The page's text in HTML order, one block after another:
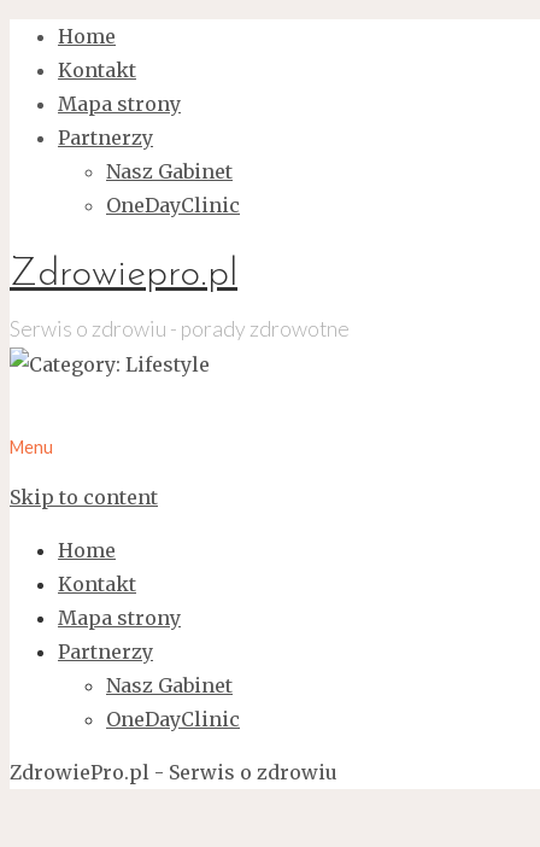
Home
Kontakt
Mapa strony
Partnerzy
Nasz Gabinet
OneDayClinic
Zdrowiepro.pl
Serwis o zdrowiu - porady zdrowotne
Menu
Skip to content
Home
Kontakt
Mapa strony
Partnerzy
Nasz Gabinet
OneDayClinic
ZdrowiePro.pl - Serwis o zdrowiu